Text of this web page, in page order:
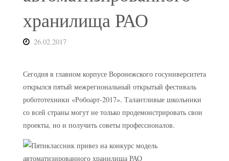
хранилища РАО
26.02.2017
Сегодня в главном корпусе Воронежского госуниверситета
открылся пятый межрегиональный открытый фестиваль
робототехники «Робоарт-2017». Талантливые школьники
со всей страны могут не только продемонстрировать свои
проекты, но и получить советы профессионалов.